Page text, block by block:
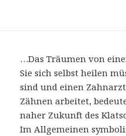
…Das Träumen von
Sie sich selbst heilen
sind und einen
Zähnen arbeitet,
naher Zukunft des
Im Allgemeinen